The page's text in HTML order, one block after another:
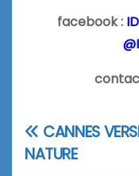
facebook :
de
CANNES
NATURE